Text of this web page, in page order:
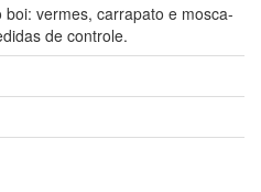
boi: vermes, carrapato e mosca-
de controle.